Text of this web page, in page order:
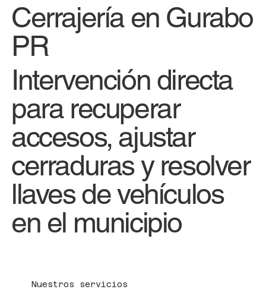
Cerrajería en Gurabo
PR
Intervención directa
para recuperar
accesos, ajustar
cerraduras y resolver
llaves de vehículos
en el municipio
Nuestros servicios